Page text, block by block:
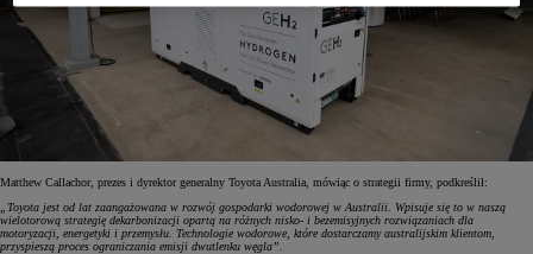
Matthew Callachor, prezes i dyrektor generalny Toyota Australia, mówiąc o strategii firmy, podkreślił:
„Toyota jest od lat zaangażowana w rozwój gospodarki wodorowej w Australii. Wpisuje się to w naszą
wielotorową strategię dekarbonizacji opartą na różnych nisko- i bezemisyjnych rozwiązaniach dla
motoryzacji, energetyki i przemysłu. Technologie wodorowe, które dostarczamy australijskim klientom,
przyspieszą proces ograniczania emisji dwutlenku węgla”.